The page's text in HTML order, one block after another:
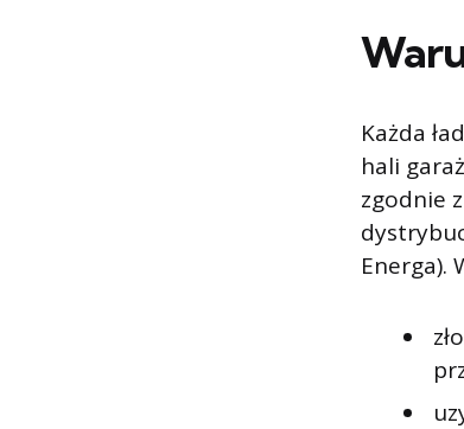
Każda
hali
zgodnie
Energa).